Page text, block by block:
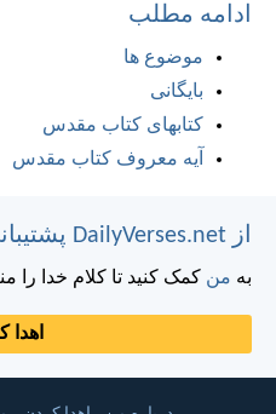
ادامه مطلب
موضوع ها
بایگانی
کتابهای کتاب مقدس
آیه معروف کتاب مقدس
از DailyVerses.net پشتیبانی کنید
به من کمک کنید تا کلام خدا را
اهدا